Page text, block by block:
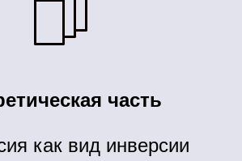
часть
как вид инверсии